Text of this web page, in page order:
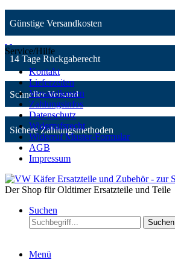
Günstige Versandkosten
14 Tage Rückgaberecht
Schneller Versand
Sichere Zahlungsmethoden
Service/Hilfe
Kontakt
Lieferzeiten
Versandkosten
Zahlungsinfos
Datenschutz
Widerrufsrecht
Widerruf Muster-Formular
AGB
Impressum
Der Shop für Oldtimer Ersatzteile und Teile
Suchen
Suchen
Menü